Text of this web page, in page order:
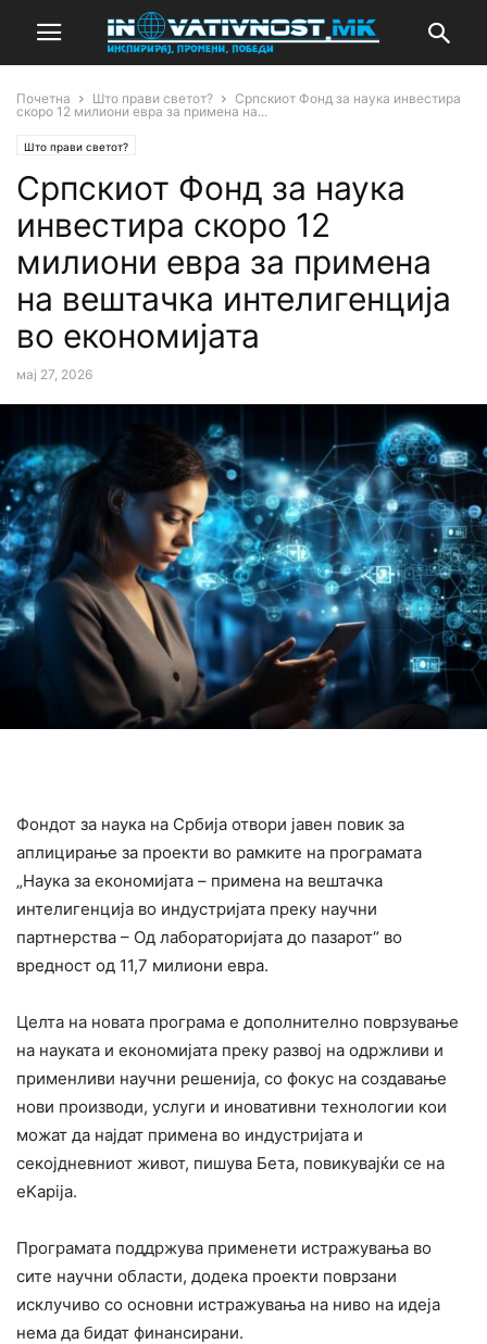
Почетна Што прави светот?
Српскиот Фонд за наука инвестира
скоро 12 милиони евра за примена на...
Што прави светот?
Српскиот Фонд за наука
инвестира скоро 12
милиони евра за примена
на вештачка интелигенција
во економијата
мај 27, 2026
Фондот за наука на Србија отвори јавен повик за
аплицирање за проекти во рамките на програмата
„Наука за економијата – примена на вештачка
интелигенција во индустријата преку научни
партнерства – Од лабораторијата до пазарот“ во
вредност од 11,7 милиони евра.
Целта на новата програма е дополнително поврзување
на науката и економијата преку развој на одржливи и
применливи научни решенија, со фокус на создавање
нови производи, услуги и иновативни технологии кои
можат да најдат примена во индустријата и
секојдневниот живот, пишува Бета, повикувајќи се на
eKapija.
Програмата поддржува применети истражувања во
сите научни области, додека проекти поврзани
исклучиво со основни истражувања на ниво на идеја
нема да бидат финансирани.